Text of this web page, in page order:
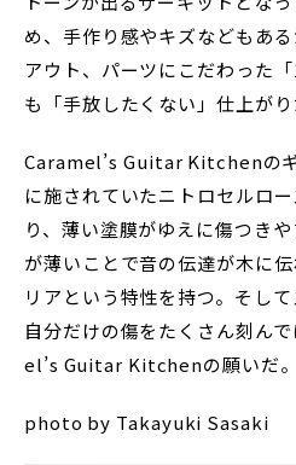
め、手作り感やキズなどもあ
アウト、パーツにこだわった
も「手放したくない」仕上がり
Caramel’s Guitar Kitchenの
に施されていたニトロセルロ
り、薄い塗膜がゆえに傷つき
が薄いことで音の伝達が木に
リアという特性を持つ。そし
自分だけの傷をたくさん刻ん
el’s Guitar Kitchenの願いだ。
photo by Takayuki Sasaki